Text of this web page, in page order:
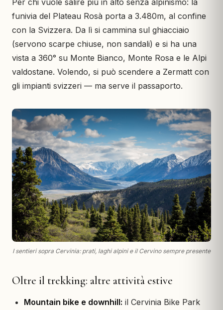
Per chi vuole salire più in alto senza alpinismo: la
funivia del Plateau Rosà porta a 3.480m, al confine
con la Svizzera. Da lì si cammina sul ghiacciaio
(servono scarpe chiuse, non sandali) e si ha una
vista a 360° su Monte Bianco, Monte Rosa e le Alpi
valdostane. Volendo, si può scendere a Zermatt con
gli impianti svizzeri — ma serve il passaporto.
I sentieri sopra Cervinia: prati, laghi alpini e il Cervino sempre presente
Oltre il trekking: altre attività estive
Mountain bike e downhill: il Cervinia Bike Park